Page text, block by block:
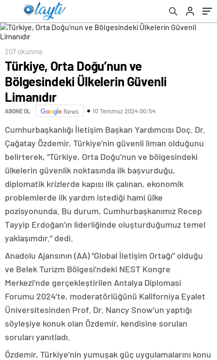
207 okunma
Türkiye, Orta Doğu’nun ve
Bölgesindeki Ülkelerin Güvenli
Limanıdır
ABONE OL News 10 Temmuz 2024 00:54
Cumhurbaşkanlığı İletişim Başkan Yardımcısı Doç. Dr.
Çağatay Özdemir, Türkiye’nin güvenli liman olduğunu
belirterek, “Türkiye, Orta Doğu’nun ve bölgesindeki
ülkelerin güvenlik noktasında ilk başvurduğu,
diplomatik krizlerde kapısı ilk çalınan, ekonomik
problemlerde ilk yardım istediği hami ülke
pozisyonunda. Bu durum, Cumhurbaşkanımız Recep
Tayyip Erdoğan’ın liderliğinde oluşturduğumuz temel
yaklaşımdır.” dedi.
Anadolu Ajansının (AA) “Global İletişim Ortağı” olduğu
ve Belek Turizm Bölgesi’ndeki NEST Kongre
Merkezi’nde gerçekleştirilen Antalya Diplomasi
Forumu 2024’te, moderatörlüğünü Kaliforniya Eyalet
Üniversitesinden Prof. Dr. Nancy Snow’un yaptığı
söyleşiye konuk olan Özdemir, kendisine sorulan
soruları yanıtladı.
Özdemir, Türkiye’nin yumuşak güç uygulamalarını konu
Mustafa Köleoğlu’nun Seçim Koordinasyon
Merkezi açılışını yaptı